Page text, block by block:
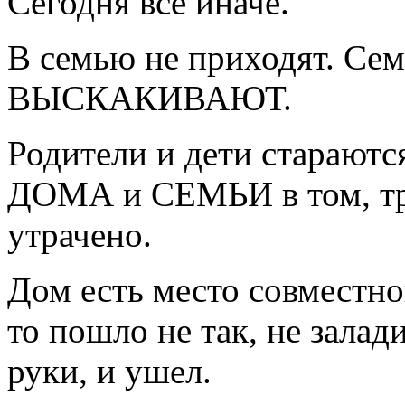
В семью не приходят.
ВЫСКАКИВАЮТ.
Родители и дети
ДОМА и СЕМЬИ в том,
утрачено.
Дом есть место
то пошло не так, не
руки, и ушел.